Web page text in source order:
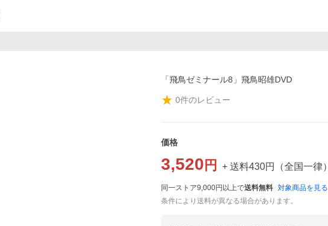
「飛鳥ゼミナール8」飛鳥昭雄DVD
0件のレビュー
価格
3,520 円 + 送料430円 （全国一律）
同一ストア9,000円以上で送料無料 対象商品を見る
条件により送料が異なる場合があります。